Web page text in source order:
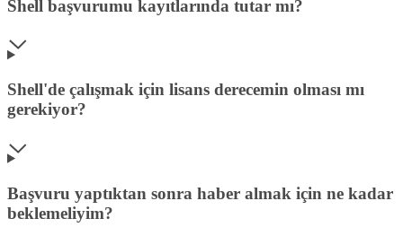
Shell başvurumu kayıtlarında tutar mı?
Shell'de çalışmak için lisans derecemin olması mı
gerekiyor?
Başvuru yaptıktan sonra haber almak için ne kadar
beklemeliyim?